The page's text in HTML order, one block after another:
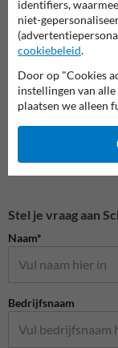
Stel je vraag aan
Naam*
Bedrijfsnaam
identifiers,
niet-
cookiebeleid.
Door op "Cookies
instellingen van
plaatsen we alleen